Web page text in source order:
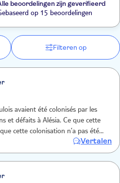
beoordelingen zijn geverifieerd
op 15 beoordelingen
Filteren op
avaient été colonisés par les
et défaits à Alésia. Ce que cette
cette colonisation n’a pas été
ont su élever les Gaulois les
Vertalen